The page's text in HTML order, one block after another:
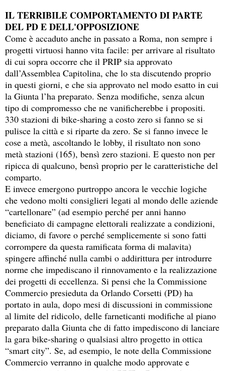
IL TERRIBILE COMPORTAMENTO DI PARTE
DEL PD E DELL'OPPOSIZIONE
Come è accaduto anche in passato a Roma, non sempre i
progetti virtuosi hanno vita facile: per arrivare al risultato
di cui sopra occorre che il PRIP sia approvato
dall’Assemblea Capitolina, che lo sta discutendo proprio
in questi giorni, e che sia approvato nel modo esatto in cui
la Giunta l’ha preparato. Senza modifiche, senza alcun
tipo di compromesso che ne vanificherebbe i propositi.
330 stazioni di bike-sharing a costo zero si fanno se si
pulisce la città e si riparte da zero. Se si fanno invece le
cose a metà, ascoltando le lobby, il risultato non sono
metà stazioni (165), bensì zero stazioni. E questo non per
ripicca di qualcuno, bensì proprio per le caratteristiche del
comparto.
E invece emergono purtroppo ancora le vecchie logiche
che vedono molti consiglieri legati al mondo delle aziende
“cartellonare” (ad esempio perché per anni hanno
beneficiato di campagne elettorali realizzate a condizioni,
diciamo, di favore o perché semplicemente si sono fatti
corrompere da questa ramificata forma di malavita)
spingere affinché nulla cambi o addirittura per introdurre
norme che impediscano il rinnovamento e la realizzazione
dei progetti di eccellenza. Si pensi che la Commissione
Commercio presieduta da Orlando Corsetti (PD) ha
portato in aula, dopo mesi di discussioni in commissione
al limite del ridicolo, delle farneticanti modifiche al piano
preparato dalla Giunta che di fatto impediscono di lanciare
la gara bike-sharing o qualsiasi altro progetto in ottica
“smart city”. Se, ad esempio, le note della Commissione
Commercio verranno in qualche modo approvate e